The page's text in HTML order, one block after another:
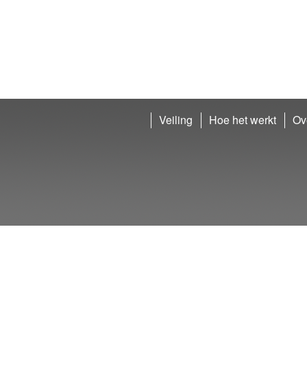
Veiling Hoe het werkt